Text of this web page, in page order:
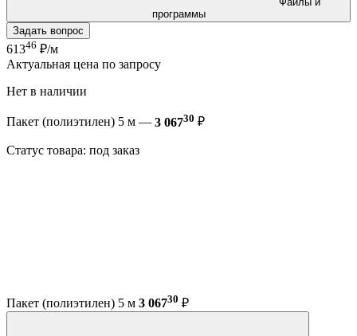
программы
Задать вопрос
61346 ₽/м
Актуальная цена по запросу
Нет в наличии
Пакет (полиэтилен) 5 м — 3 06730 ₽
Статус товара: под заказ
Пакет (полиэтилен) 5 м 3 06730 ₽